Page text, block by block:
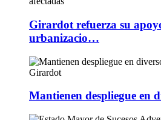
Girardot refuerza su
urbanizacio…
Mantienen despliegue en